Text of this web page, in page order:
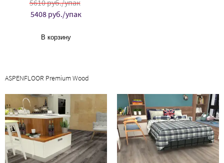
5610 руб./упак
5408 руб./упак
В корзину
ASPENFLOOR Premium Wood